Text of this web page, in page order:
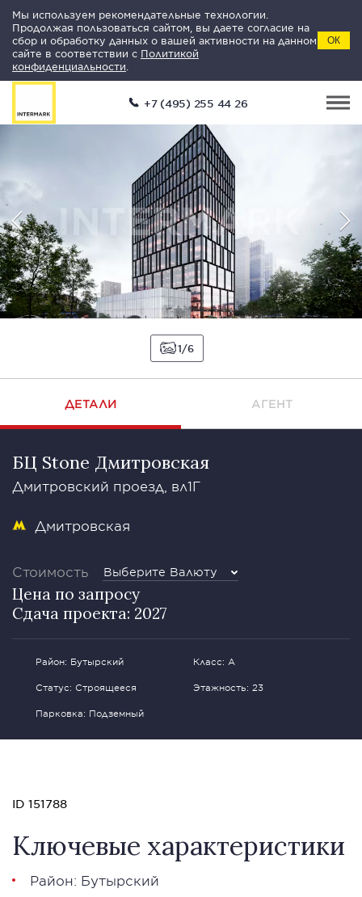
Мы используем рекомендательные технологии.
Продолжая пользоваться сайтом, вы даете согласие на
сбор и обработку данных о вашей активности на данном
сайте в соответствии с Политикой
конфиденциальности
ОК
+7 (495) 255 44 26
1 6
ДЕТАЛИ АГЕНТ
БЦ Stone Дмитровская
Дмитровский проезд, вл1Г
Дмитровская
Стоимость Выберите Валюту
Цена по запросу
Сдача проекта: 2027
Район: Бутырский Класс: А
Статус: Строящееся Этажность: 23
Парковка: Подземный
ID 151788
Ключевые характеристики
Район: Бутырский